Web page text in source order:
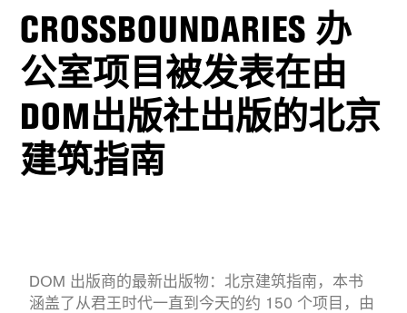
CROSSBOUNDARIES 办
公室项目被发表在由
DOM出版社出版的北京
建筑指南
DOM 出版商的最新出版物：北京建筑指南，本书
涵盖了从君王时代一直到今天的约 150 个项目，由